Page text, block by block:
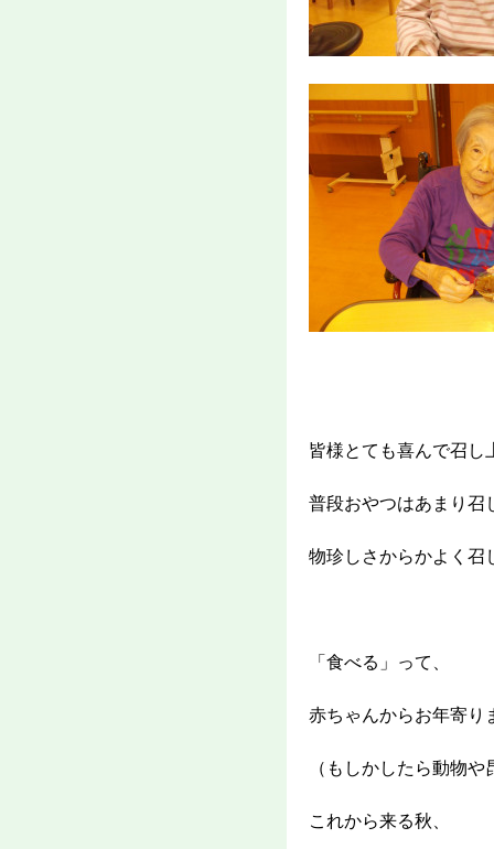
皆様とても喜んで召し
普段おやつはあまり召
物珍しさからかよく召
「食べる」って、
赤ちゃんからお年寄り
（もしかしたら動物
これから来る秋、